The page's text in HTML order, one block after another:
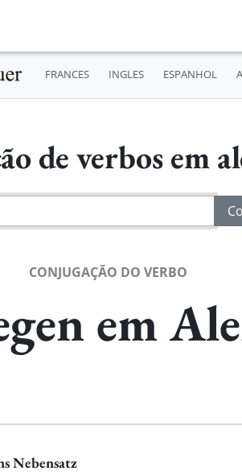
FRANCES INGLES ESPANHOL
de verbos em
CONJUGAÇÃO DO VERBO
em
Nebensatz